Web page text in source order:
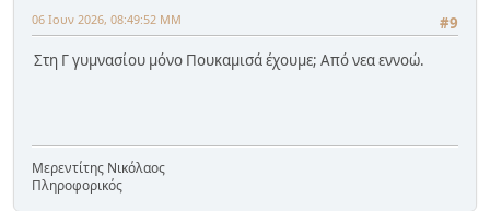
#9
06 Ιουν 2026, 08:49:52 ΜΜ
Στη Γ γυμνασίου μόνο Πουκαμισά έχουμε; Από νεα εννοώ.
Μερεντίτης Νικόλαος
Πληροφορικός